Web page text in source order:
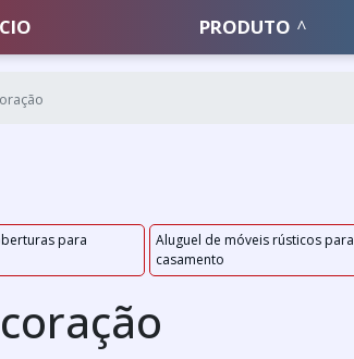
PRODUTO
para
Aluguel de móveis rústicos para
casamento